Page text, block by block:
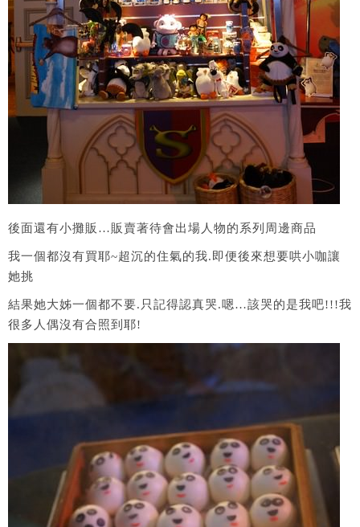
後面還有小攤販…販賣著待會出場人物的系列周邊商品
我一個都沒有買耶~超沉的住氣的我.即便後來想要哄小咖讓
她挑
結果她大姊一個都不要.只記得認真哭.嗯…該哭的是我吧!!!我
很多人偶沒有合照到耶!